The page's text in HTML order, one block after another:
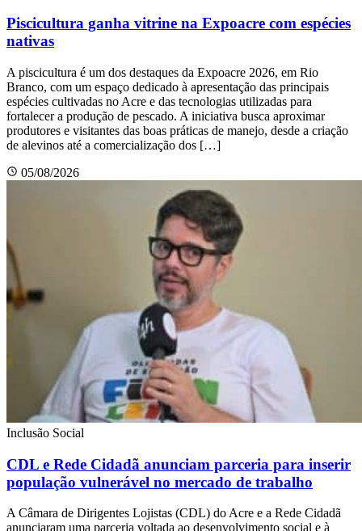
Piscicultura ganha vitrine na Expoacre com espécies
nativas
A piscicultura é um dos destaques da Expoacre 2026, em Rio
Branco, com um espaço dedicado à apresentação das principais
espécies cultivadas no Acre e das tecnologias utilizadas para
fortalecer a produção de pescado. A iniciativa busca aproximar
produtores e visitantes das boas práticas de manejo, desde a criação
de alevinos até a comercialização dos […]
05/08/2026
Inclusão Social
CDL e Rede Cidadã anunciam parceria para inserir
população vulnerável no mercado de trabalho
A Câmara de Dirigentes Lojistas (CDL) do Acre e a Rede Cidadã
anunciaram uma parceria voltada ao desenvolvimento social e à